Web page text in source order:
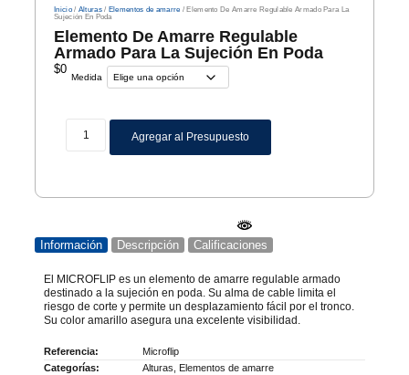
Inicio/ Alturas/ Elementos de amarre / Elemento De Amarre Regulable Armado Para La
Sujeción En Poda
Elemento De Amarre Regulable
Armado Para La Sujeción En Poda
$0
Medida
Agregar al Presupuesto
Información Descripción Calificaciones
El MICROFLIP es un elemento de amarre regulable armado
destinado a la sujeción en poda. Su alma de cable limita el
riesgo de corte y permite un desplazamiento fácil por el tronco.
Su color amarillo asegura una excelente visibilidad.
Referencia:
Microflip
Categorías:
Alturas Elementos de amarre